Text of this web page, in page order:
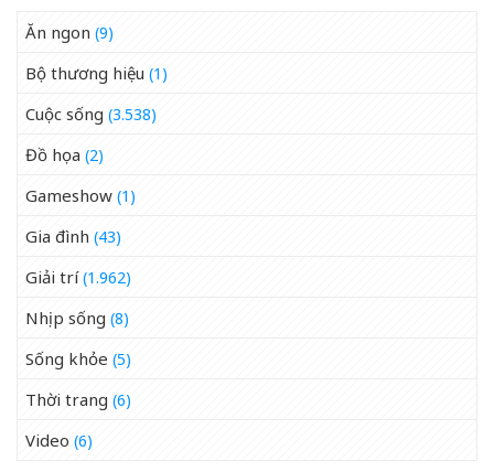
Ăn ngon (9)
Bộ thương hiệu (1)
Cuộc sống (3.538)
Đồ họa (2)
Gameshow (1)
Gia đình (43)
Giải trí(1.962)
Nhịp sống (8)
Sống khỏe (5)
Thời trang (6)
Video (6)